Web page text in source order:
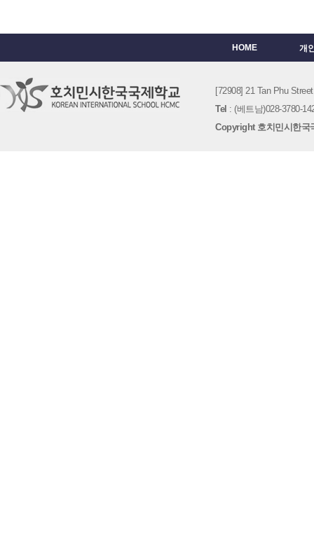
HOME 개
[72908] 21 Tan Phu
Tel : (베트남)028-3780-
Copyright 호치민시한국